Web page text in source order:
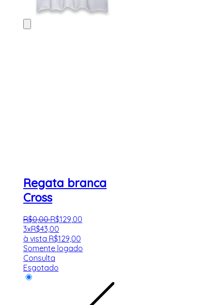
Regata branca
Cross
R$0,00 R$129 00
3xR$43,00
à vista R$129,00
Somente logado
Consulta
Esgotado